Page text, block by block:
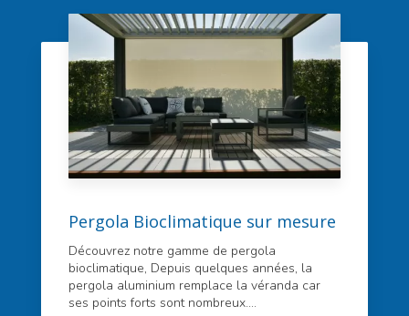
Pergola Bioclimatique sur mesure
Découvrez notre gamme de pergola
bioclimatique, Depuis quelques années, la
pergola aluminium remplace la véranda car
ses points forts sont nombreux....